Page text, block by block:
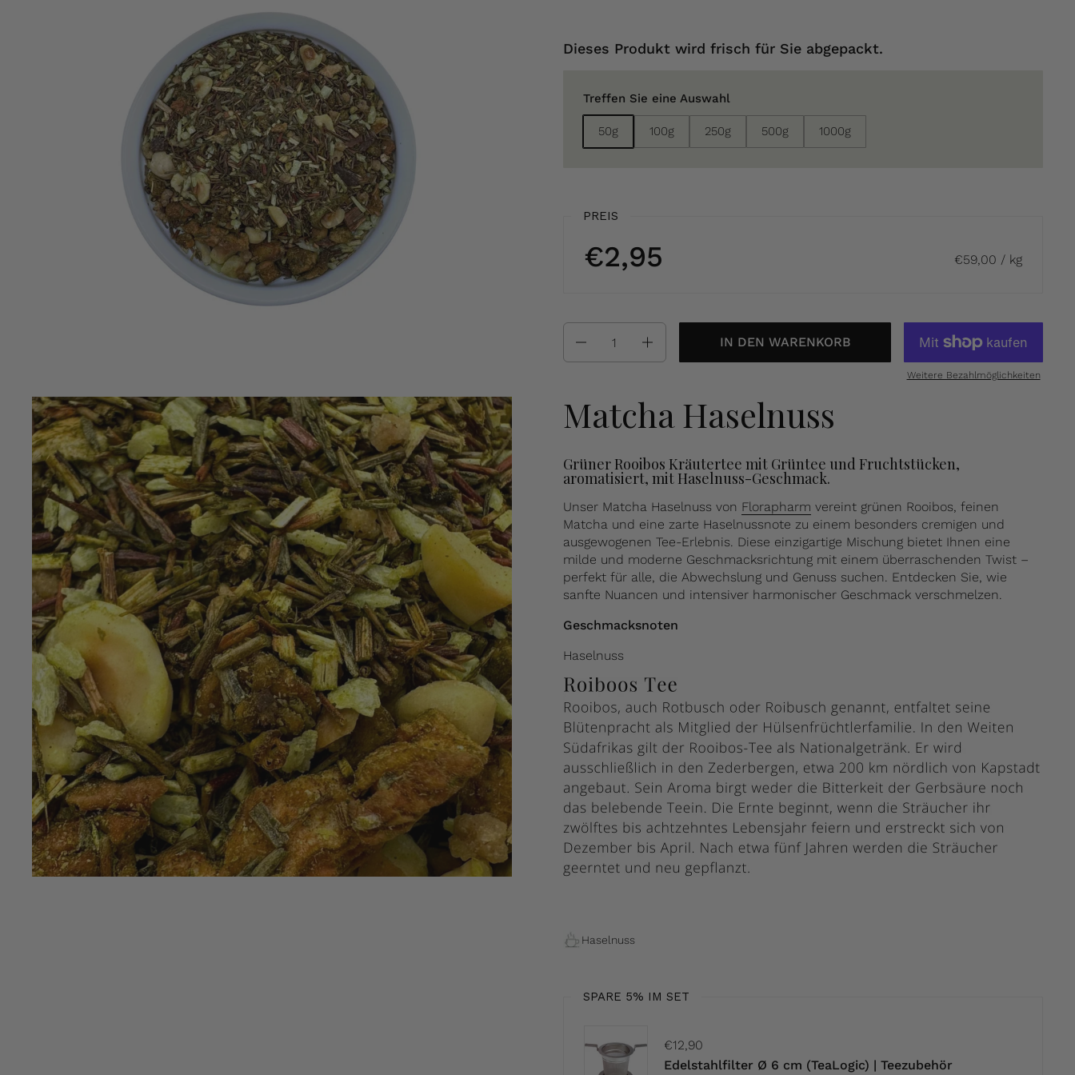
Dieses Produkt wird frisch für Sie abgepackt.
Treffen Sie eine Auswahl
50g 100g 250g 500g 1000g
PREIS
€2,95 €59,00 / kg
IN DEN WARENKORB
Weitere Bezahlmöglichkeiten
Matcha Haselnuss
Grüner Rooibos Kräutertee mit Grüntee und Fruchtstücken,
aromatisiert, mit Haselnuss-Geschmack.
Unser Matcha Haselnuss von Florapharm vereint grünen Rooibos, feinen
Matcha und eine zarte Haselnussnote zu einem besonders cremigen und
ausgewogenen Tee-Erlebnis. Diese einzigartige Mischung bietet Ihnen eine
milde und moderne Geschmacksrichtung mit einem überraschenden Twist –
perfekt für alle, die Abwechslung und Genuss suchen. Entdecken Sie, wie
sanfte Nuancen und intensiver harmonischer Geschmack verschmelzen.
Geschmacksnoten
Haselnuss
Haselnuss
SPARE 5% IM SET
€12,90
Edelstahlfilter Ø 6 cm (TeaLogic) | Teezubehör